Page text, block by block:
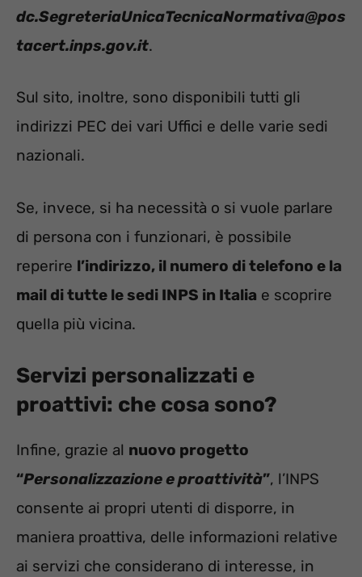
dc.SegreteriaUnicaTecnicaNormativa@pos
tacert.inps.gov.it.
Sul sito, inoltre, sono disponibili tutti gli
indirizzi PEC dei vari Uffici e delle varie sedi
nazionali.
Se, invece, si ha necessità o si vuole parlare
di persona con i funzionari, è possibile
reperire l’indirizzo, il numero di telefono e la
mail di tutte le sedi INPS in Italia e scoprire
quella più vicina.
Servizi personalizzati e
proattivi: che cosa sono?
Infine, grazie al nuovo progetto
“Personalizzazione e proattività”, l’INPS
consente ai propri utenti di disporre, in
maniera proattiva, delle informazioni relative
ai servizi che considerano di interesse, in